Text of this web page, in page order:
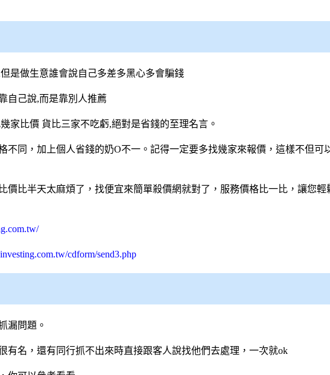
是做生意誰會說自己多差多黑心多會騙錢
自己說,而是靠別人推薦
家比價 貨比三家不吃虧,絕對是省錢的至理名言。
不同，加上個人省錢的奶O不一。記得一定要多找幾家來報價，這樣不但
比價 比半天太麻煩了，找便宜來簡單殺價網就對了，服務價格比一比，讓您輕
cdform/send3.php
漏問題。
有名，還有同行抓不出來時直接跟客人說找他們去處理，一次就ok